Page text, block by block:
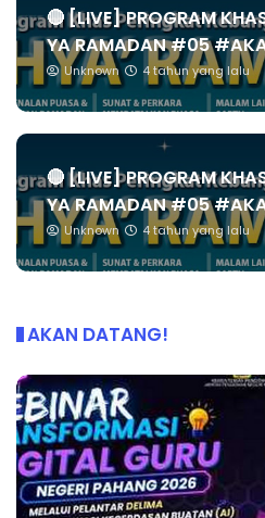
🔴 [LIVE] PROGRAM
YA RAMADAN #05
Unknown 4 tahun yang lalu
🔴 [LIVE] PROGRAM
YA RAMADAN #05
Unknown 4 tahun yang lalu
AKAN DATANG!